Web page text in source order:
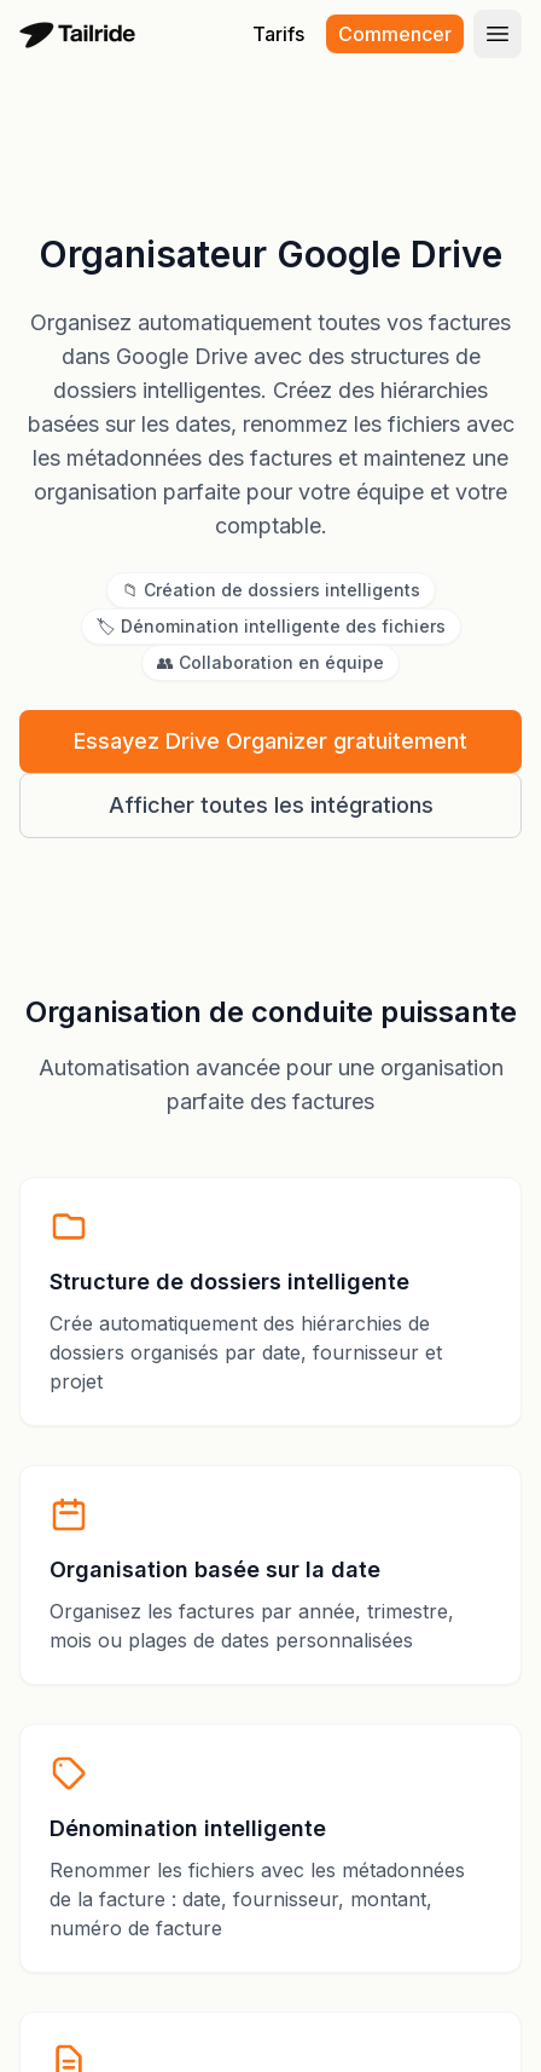
Tarifs Commencer
Organisateur Google Drive
Organisez automatiquement toutes vos factures
dans Google Drive avec des structures de
dossiers intelligentes. Créez des hiérarchies
basées sur les dates, renommez les fichiers avec
les métadonnées des factures et maintenez une
organisation parfaite pour votre équipe et votre
comptable.
📁 Création de dossiers intelligents
🏷️ Dénomination intelligente des fichiers
👥 Collaboration en équipe
Essayez Drive Organizer gratuitement
Afficher toutes les intégrations
Organisation de conduite puissante
Automatisation avancée pour une organisation
parfaite des factures
Structure de dossiers intelligente
Crée automatiquement des hiérarchies de
dossiers organisés par date, fournisseur et
projet
Organisation basée sur la date
Organisez les factures par année, trimestre,
mois ou plages de dates personnalisées
Dénomination intelligente
Renommer les fichiers avec les métadonnées
de la facture : date, fournisseur, montant,
numéro de facture